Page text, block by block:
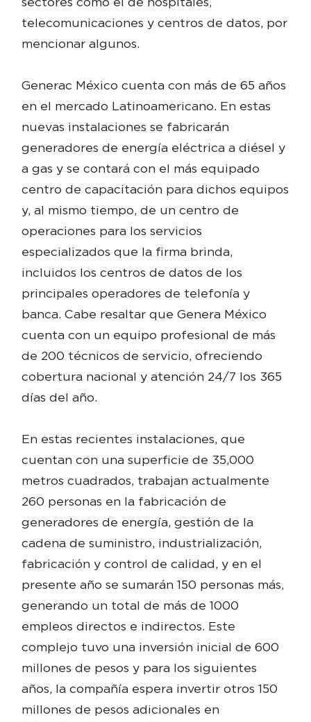
telecomunicaciones y centros de datos, por
mencionar algunos.
Generac México cuenta con más de 65 años
en el mercado Latinoamericano. En estas
nuevas instalaciones se fabricarán
generadores de energía eléctrica a diésel y
a gas y se contará con el más equipado
centro de capacitación para dichos equipos
y, al mismo tiempo, de un centro de
operaciones para los servicios
especializados que la firma brinda,
incluidos los centros de datos de los
principales operadores de telefonía y
banca. Cabe resaltar que Genera México
cuenta con un equipo profesional de más
de 200 técnicos de servicio, ofreciendo
cobertura nacional y atención 24/7 los 365
días del año.
En estas recientes instalaciones, que
cuentan con una superficie de 35,000
metros cuadrados, trabajan actualmente
260 personas en la fabricación de
generadores de energía, gestión de la
cadena de suministro, industrialización,
fabricación y control de calidad, y en el
presente año se sumarán 150 personas más,
generando un total de más de 1000
empleos directos e indirectos. Este
complejo tuvo una inversión inicial de 600
millones de pesos y para los siguientes
años, la compañía espera invertir otros 150
millones de pesos adicionales en